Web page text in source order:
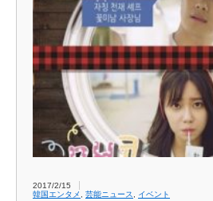
2017/2/15
韓国エンタメ
芸能ニュース イベント